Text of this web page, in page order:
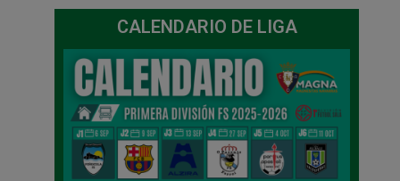
CALENDARIO DE LIGA